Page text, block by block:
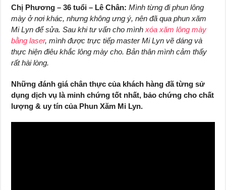
Chị Phương – 36 tuổi – Lê Chân:Mình từng đi phun lông
mày ở nơi khác, nhưng không ưng ý, nên đã qua phun xăm
Mi Lyn để sửa. Sau khi tư vấn cho mìnhxóa xăm lông mày
bằng laser, mình được trực tiếp master Mi Lyn vẽ dáng và
thực hiện điêu khắc lông mày cho. Bản thân mình cảm thấy
rất hài lòng.
Những đánh giá chân thực của khách hàng đã từng sử
dụng dịch vụ là minh chứng tốt nhất, bảo chứng cho chất
lượng & uy tín của Phun Xăm Mi Lyn.